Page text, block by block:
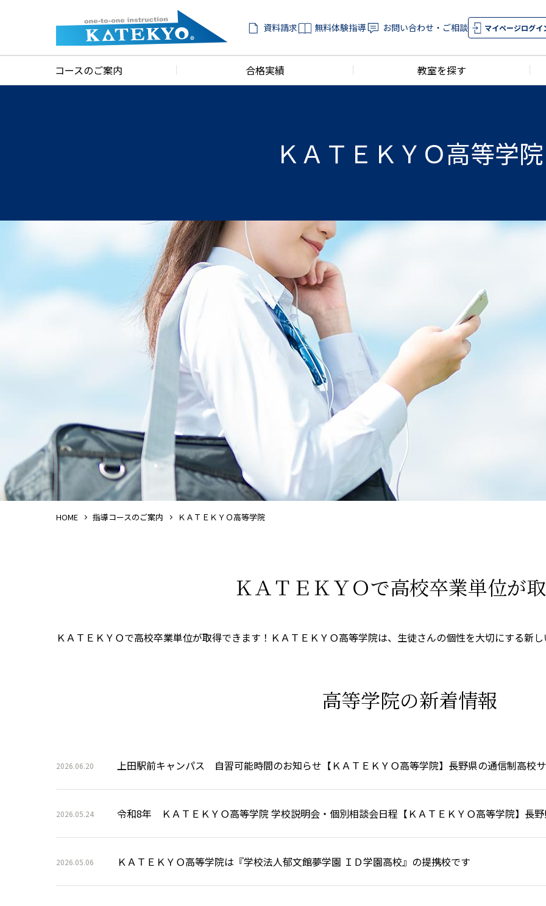
資料請求 無料体験指導 お問い合わせ・ご相談 マイページログイ
コースのご案内 合格実績 教室を探す
ＫＡＴＥＫＹＯ高等学院
HOME 指導コースのご案内 ＫＡＴＥＫＹＯ高等学院
ＫＡＴＥＫＹＯで高校卒業単位が
ＫＡＴＥＫＹＯで高校卒業単位が取得できます！ＫＡＴＥＫＹＯ高等学院は、生徒さんの個性を大切にする新
高等学院の新着情報
2026.06.20 上田駅前キャンパス 自習可能時間のお知らせ【ＫＡＴＥＫＹＯ高等学院】長野県の通信制高校
2026.05.24 令和8年 ＫＡＴＥＫＹＯ高等学院 学校説明会・個別相談会日程【ＫＡＴＥＫＹＯ高等学院】長
2026.05.06 ＫＡＴＥＫＹＯ高等学院は『学校法人郁文館夢学園 ＩＤ学園高校』の提携校です